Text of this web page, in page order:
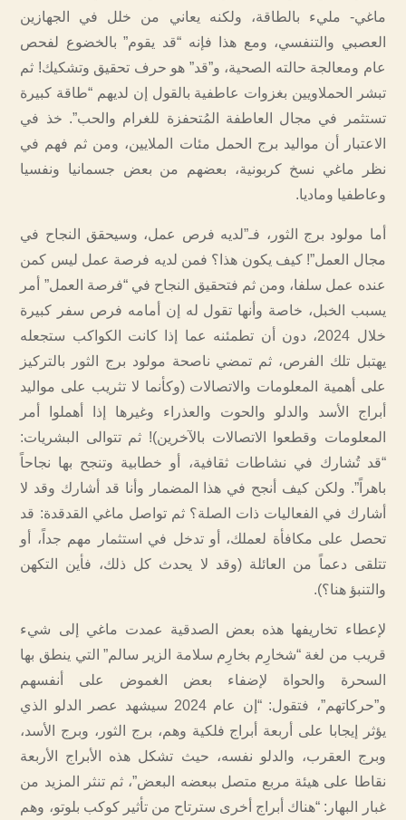
ماغي- مليء بالطاقة، ولكنه يعاني من خلل في الجهازين
العصبي والتنفسي، ومع هذا فإنه “قد يقوم” بالخضوع لفحص
عام ومعالجة حالته الصحية، و”قد” هو حرف تحقيق وتشكيك! ثم
تبشر الحملاويين بغزوات عاطفية بالقول إن لديهم “طاقة كبيرة
تستثمر في مجال العاطفة المُتحفزة للغرام والحب”. خذ في
الاعتبار أن مواليد برج الحمل مئات الملايين، ومن ثم فهم في
نظر ماغي نسخ كربونية، بعضهم من بعض جسمانيا ونفسيا
وعاطفيا وماديا.
أما مولود برج الثور، فـ”لديه فرص عمل، وسيحقق النجاح في
مجال العمل”! كيف يكون هذا؟ فمن لديه فرصة عمل ليس كمن
عنده عمل سلفا، ومن ثم فتحقيق النجاح في “فرصة العمل” أمر
يسبب الخبل، خاصة وأنها تقول له إن أمامه فرص سفر كبيرة
خلال 2024، دون أن تطمئنه عما إذا كانت الكواكب ستجعله
يهتبل تلك الفرص، ثم تمضي ناصحة مولود برج الثور بالتركيز
على أهمية المعلومات والاتصالات (وكأنما لا تثريب على مواليد
أبراج الأسد والدلو والحوت والعذراء وغيرها إذا أهملوا أمر
المعلومات وقطعوا الاتصالات بالآخرين)! ثم تتوالى البشريات:
“قد تُشارك في نشاطات ثقافية، أو خطابية وتنجح بها نجاحاً
باهراً”. ولكن كيف أنجح في هذا المضمار وأنا قد أشارك وقد لا
أشارك في الفعاليات ذات الصلة؟ ثم تواصل ماغي القدقدة: قد
تحصل على مكافأة لعملك، أو تدخل في استثمار مهم جداً، أو
تتلقى دعماً من العائلة (وقد لا يحدث كل ذلك، فأين التكهن
والتنبؤ هنا؟).
لإعطاء تخاريفها هذه بعض الصدقية عمدت ماغي إلى شيء
قريب من لغة “شخارِم بخارِم سلامة الزير سالم” التي ينطق بها
السحرة والحواة لإضفاء بعض الغموض على أنفسهم
و”حركاتهم”، فتقول: “إن عام 2024 سيشهد عصر الدلو الذي
يؤثر إيجابا على أربعة أبراج فلكية وهم، برج الثور، وبرج الأسد،
وبرج العقرب، والدلو نفسه، حيث تشكل هذه الأبراج الأربعة
نقاطا على هيئة مربع متصل ببعضه البعض”، ثم تنثر المزيد من
غبار البهار: “هناك أبراج أخرى سترتاح من تأثير كوكب بلوتو، وهم